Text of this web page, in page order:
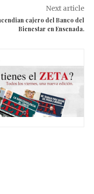
Next article
cajero del Banco del
Bienestar en Ensenada.